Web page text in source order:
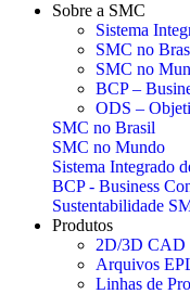
Sobre a SMC
Sistema
SMC no
SMC no
BCP –
ODS –
SMC no Brasil
SMC no Mundo
Sistema Integrado
BCP - Business
Sustentabilidade
Produtos
2D/3D CAD
Arquivos
Linhas de